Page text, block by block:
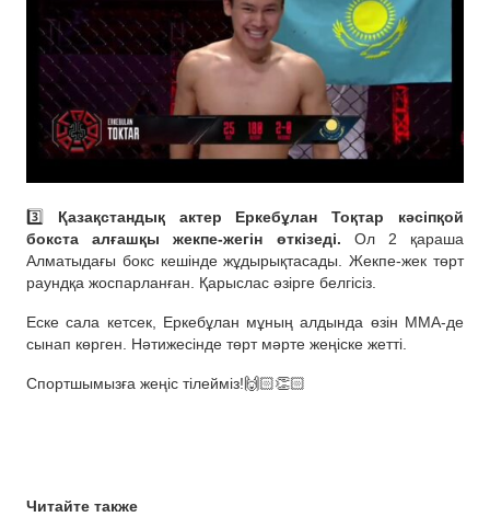
3️⃣ Қазақстандық актер Еркебұлан Тоқтар кәсіпқой
бокста алғашқы жекпе-жегін өткізеді. Ол 2 қараша
Алматыдағы бокс кешінде жұдырықтасады. Жекпе-жек төрт
раундқа жоспарланған. Қарыслас әзірге белгісіз.
Еске сала кетсек, Еркебұлан мұның алдында өзін ММА-де
сынап көрген. Нәтижесінде төрт мәрте жеңіске жетті.
Спортшымызға жеңіс тілейміз!🙌🏻👏🏻
Читайте также